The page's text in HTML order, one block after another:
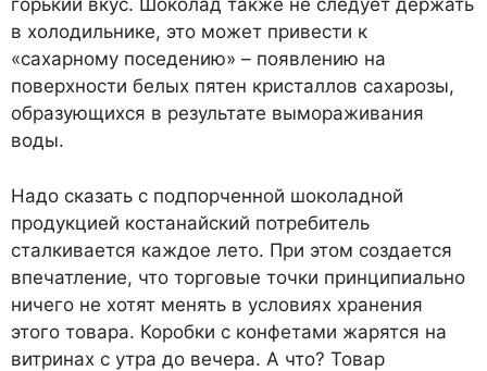
горький вкус. Шоколад также не следует держать
в холодильнике, это может привести к
«сахарному поседению» – появлению на
поверхности белых пятен кристаллов сахарозы,
образующихся в результате вымораживания
воды.
Надо сказать с подпорченной шоколадной
продукцией костанайский потребитель
сталкивается каждое лето. При этом создается
впечатление, что торговые точки принципиально
ничего не хотят менять в условиях хранения
этого товара. Коробки с конфетами жарятся на
витринах с утра до вечера. А что? Товар